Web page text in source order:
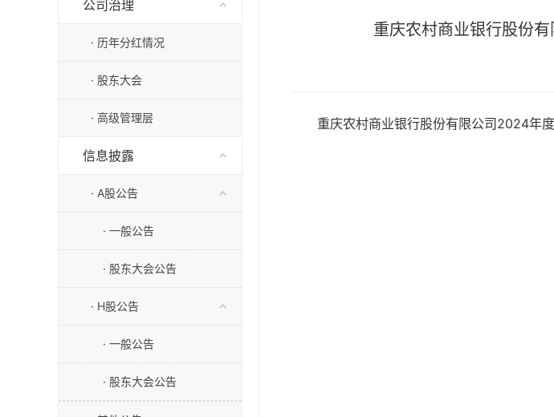
公司治理
· 历年分红情况
· 股东大会
· 高级管理层
信息披露
· A股公告
· 一般公告
· 股东大会公告
· H股公告
· 一般公告
· 股东大会公告
重庆农村商业银行股份
重庆农村商业银行股份有限公司2024年